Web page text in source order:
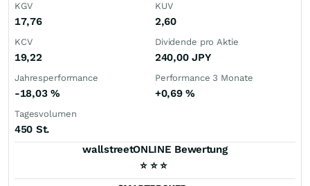
KGV
17,76
KUV
2,60
KCV
19,22
Dividende pro Aktie
240,00 JPY
Jahresperformance
-18,03 %
Performance 3 Monate
+0,69%
Tagesvolumen
450 St.
wallstreetONLINE Bewertung
⭐ ⭐ ⭐